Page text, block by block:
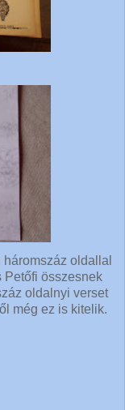
oldallal
Petőfi összesnek
oldalnyi verset
még ez is kitelik.